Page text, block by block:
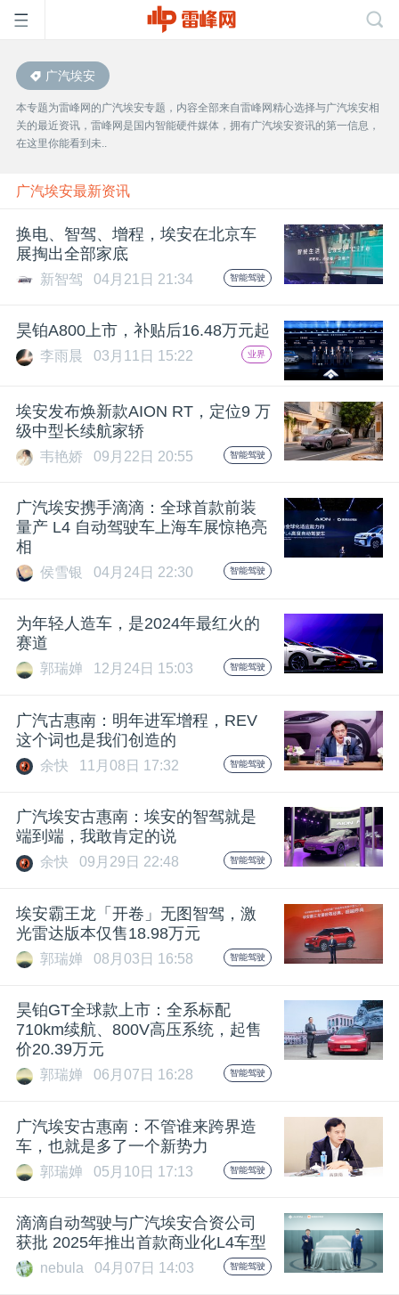
首
页
雷
峰
公
课
活
中
心
GAIR
专
题
搞
广汽埃安
本专题为雷峰网的广汽埃安专题，内容全部来自雷峰网精心选择与广汽埃安相
关的最近资讯，雷峰网是国内智能硬件媒体，拥有广汽埃安资讯的第一信息，
在这里你能看到未..
广汽埃安最新资讯
换电、智驾、增程，埃安在北京车
展掏出全部家底
新智驾 04月21日 21:34 智能驾驶
昊铂A800上市，补贴后16.48万元起
李雨晨 03月11日 15:22 业界
埃安发布焕新款AION RT，定位9 万
级中型长续航家轿
韦艳娇 09月22日 20:55 智能驾驶
广汽埃安携手滴滴：全球首款前装
量产 L4 自动驾驶车上海车展惊艳亮
相
侯雪银 04月24日 22:30 智能驾驶
为年轻人造车，是2024年最红火的
赛道
郭瑞婵 12月24日 15:03 智能驾驶
广汽古惠南：明年进军增程，REV
这个词也是我们创造的
余快 11月08日 17:32 智能驾驶
广汽埃安古惠南：埃安的智驾就是
端到端，我敢肯定的说
余快 09月29日 22:48 智能驾驶
埃安霸王龙「开卷」无图智驾，激
光雷达版本仅售18.98万元
郭瑞婵 08月03日 16:58 智能驾驶
昊铂GT全球款上市：全系标配
710km续航、800V高压系统，起售
价20.39万元
郭瑞婵 06月07日 16:28 智能驾驶
广汽埃安古惠南：不管谁来跨界造
车，也就是多了一个新势力
郭瑞婵 05月10日 17:13 智能驾驶
滴滴自动驾驶与广汽埃安合资公司
获批 2025年推出首款商业化L4车型
nebula 04月07日 14:03 智能驾驶